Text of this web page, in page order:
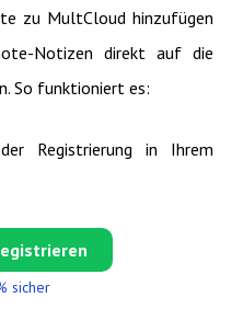
zu MultCloud hinzufügen
Notizen direkt auf die
So funktioniert es:
Registrierung in Ihrem
sicher